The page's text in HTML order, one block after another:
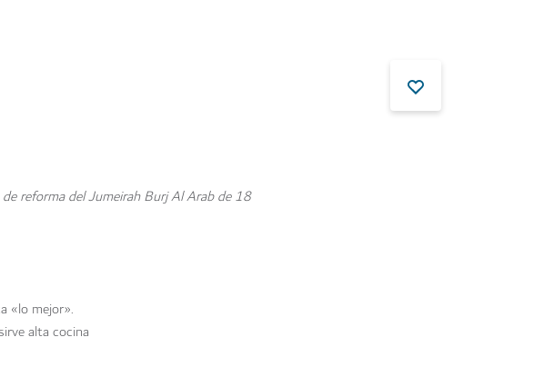
reforma del Jumeirah Burj Al Arab de 18
«lo mejor».
alta cocina